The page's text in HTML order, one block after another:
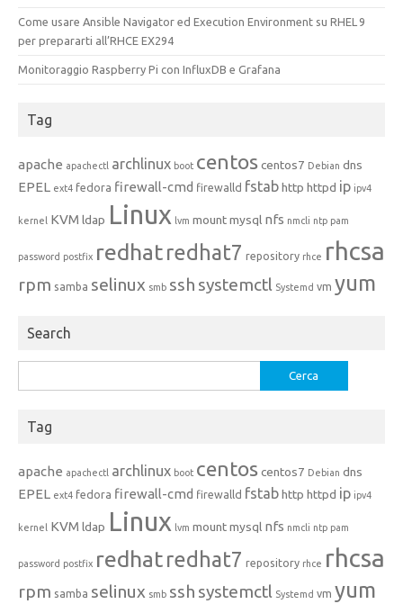
Come usare Ansible Navigator ed Execution Environment su RHEL 9
per prepararti all’RHCE EX294
Monitoraggio Raspberry Pi con InfluxDB e Grafana
Tag
apache apachectl archlinux boot centoscentos7 Debian dns
EPEL ext4 fedora firewall-cmd firewalld fstabhttp httpd ip ipv4
kernel KVM ldap Linux lvm mountmysql nfs nmcli ntp pam
password postfix redhatredhat7 repository rhce rhcsa
rpm samba selinux smb ssh systemctl Systemd vm yum
Search
per:
Tag
apache apachectl archlinux boot centoscentos7 Debian dns
EPEL ext4 fedora firewall-cmd firewalld fstabhttp httpd ip ipv4
kernel KVM ldap Linux lvm mountmysql nfs nmcli ntp pam
password postfix redhatredhat7 repository rhce rhcsa
rpm samba selinux smb ssh systemctl Systemd vm yum